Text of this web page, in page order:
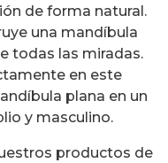
de forma natural.
una mandíbula
todas las miradas.
en este
plana en un
y masculino.
productos de